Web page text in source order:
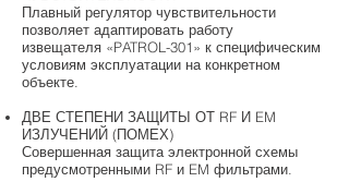
Плавный регулятор чувствительности
позволяет адаптировать работу
извещателя «PATROL-301» к специфическим
условиям эксплуатации на конкретном
объекте.
ДВЕ СТЕПЕНИ ЗАЩИТЫ ОТ RF И EM
ИЗЛУЧЕНИЙ (ПОМЕХ)
Совершенная защита электронной схемы
предусмотренными RF и EM фильтрами.